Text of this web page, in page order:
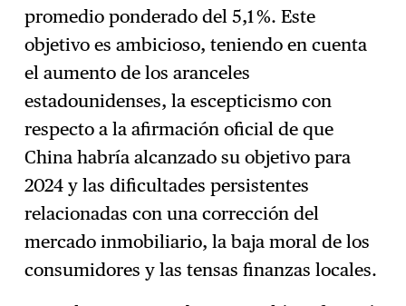
promedio ponderado del 5,1 %. Este
objetivo es ambicioso, teniendo en cuenta
el aumento de los aranceles
estadounidenses, la escepticismo con
respecto a la afirmación oficial de que
China habría alcanzado su objetivo para
2024 y las dificultades persistentes
relacionadas con una corrección del
mercado inmobiliario, la baja moral de los
consumidores y las tensas finanzas locales.